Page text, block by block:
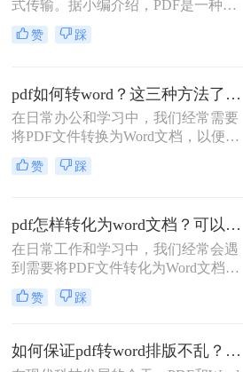
式传输。据小编介绍，PDF是一种与
应用程序、操作系统和硬件无关的便
携式文档格式。PDF文件可以保证准
公文件传输中。然而，PDF文件的编
辑和操作更麻烦。此时，许多朋友问
小编如何将pdf转word文档怎么转。将
PDF转Word确实是一个好方法。让我
们看看如何转换吧！
赞 踩
pdf如何转word？这三种方法了解一下！
在日常办公和学习中，我们经常需要
将PDF文件转换为Word文档，以便进
行编辑、修改或进一步处理。PDF格
式虽然稳定且兼容性好，但在编辑方
功能。那么PDF如何转word呢？本文
将介绍三种实用的PDF转Word方法，
帮助你轻松实现文档格式的转换。
赞 踩
pdf怎样转化为word文档？可以试试这三种方法~
在日常工作和学习中，我们经常会遇
到需要将PDF文件转化为Word文档的
情况，以便于编辑和修改。那么PDF
怎样转化为Word文档呢？本文将介绍
助您轻松实现格式转换。
赞 踩
如何保证pdf转word排版不乱？这三个简单实用方法一定能帮到你！